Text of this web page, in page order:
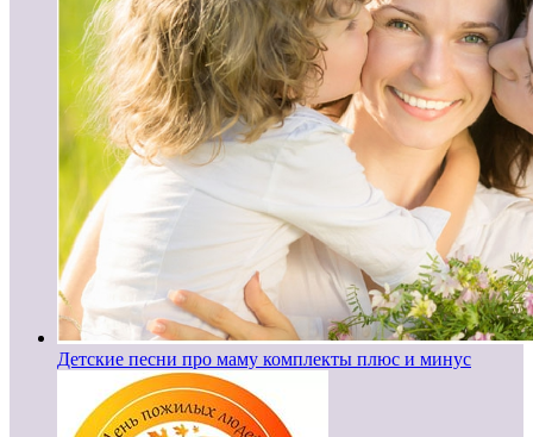
Детские песни про маму комплекты плюс и минус